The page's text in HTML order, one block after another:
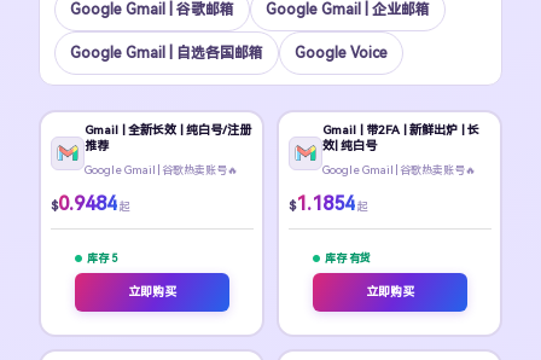
Google Gmail | 谷歌邮箱 Google Gmail | 企业邮箱
Google Gmail | 自选各国邮箱 Google Voice
Gmail | 全新长效 | 纯白号/注册
推荐
Google Gmail | 谷歌热卖账号🔥
$0.9484 起
库存 5
立即购买
Gmail | 带2FA | 新鲜出炉 | 长
效| 纯白号
Google Gmail | 谷歌热卖账号🔥
$1.1854 起
库存 有货
立即购买